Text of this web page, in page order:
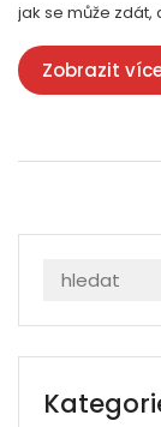
jak se může
kolagenu můžete
Zobrazit